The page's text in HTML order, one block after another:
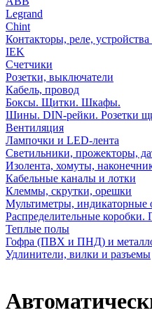
Legrand
Chint
Контакторы, реле,
IEK
Счетчики
Розетки, выключатели
Кабель, провод
Боксы. Щитки. Шкафы.
Шины. DIN-рейки. Розетки
Вентиляция
Лампочки и LED-лента
Светильники, прожекторы,
Изолента, хомуты,
Кабельные каналы и лотки
Клеммы, скрутки, орешки
Мультиметры, индикаторные
Распределительные
Теплые полы
Гофра (ПВХ и ПНД) и
Удлинители, вилки и разъемы